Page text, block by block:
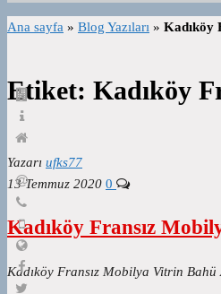
Ana sayfa » Blog Yazıları » Kadıköy
Etiket: Kadıköy
Yazarı ufks77
13 Temmuz 2020 0
Kadıköy Fransız
Kadıköy Fransız Mobilya Vitrin